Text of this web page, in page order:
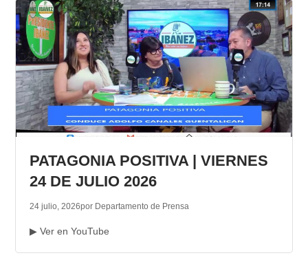
PATAGONIA POSITIVA | VIERNES
24 DE JULIO 2026
24 julio, 2026por Departamento de Prensa
▶ Ver en YouTube